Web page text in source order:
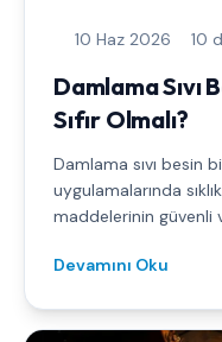
10 Haz 2026 10
Damlama Sıvı
Sıfır Olmalı?
Damlama sıvı besin
uygulamalarında
maddelerinin güvenli
Devamını Oku